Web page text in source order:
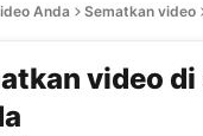
Anda Sematkan video
video